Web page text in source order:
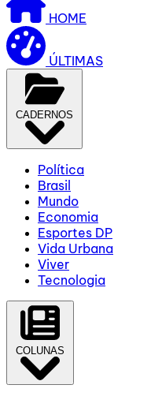
HOME
ÚLTIMAS
CADERNOS
Política
Brasil
Mundo
Economia
Esportes DP
Vida Urbana
Viver
Tecnologia
COLUNAS